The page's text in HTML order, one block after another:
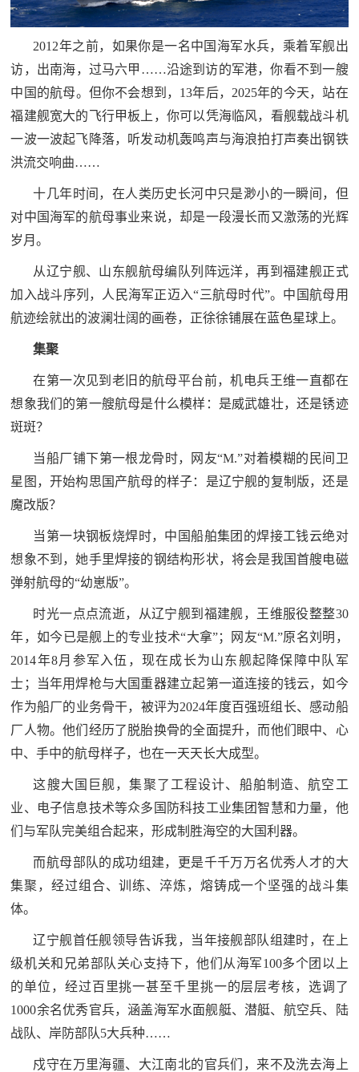
知
识
民
国
防
子
弟
兵
国
员
动
员
民
空
人
防
空
国
智
国
防
智
库
英
雄
范
英
雄
模
范
退
军
人
采
退
役
军
人
风
退
役
2012年之前，如果你是一名中国海军水兵，乘着军舰出
访，出南海，过马六甲……沿途到访的军港，你看不到一艘
中国的航母。但你不会想到，13年后，2025年的今天，站在
福建舰宽大的飞行甲板上，你可以凭海临风，看舰载战斗机
一波一波起飞降落，听发动机轰鸣声与海浪拍打声奏出钢铁
洪流交响曲……
十几年时间，在人类历史长河中只是渺小的一瞬间，但
对中国海军的航母事业来说，却是一段漫长而又激荡的光辉
岁月。
从辽宁舰、山东舰航母编队列阵远洋，再到福建舰正式
加入战斗序列，人民海军正迈入“三航母时代”。中国航母用
航迹绘就出的波澜壮阔的画卷，正徐徐铺展在蓝色星球上。
集聚
在第一次见到老旧的航母平台前，机电兵王维一直都在
想象我们的第一艘航母是什么模样：是威武雄壮，还是锈迹
斑斑？
当船厂铺下第一根龙骨时，网友“M.”对着模糊的民间卫
星图，开始构思国产航母的样子：是辽宁舰的复制版，还是
魔改版？
当第一块钢板烧焊时，中国船舶集团的焊接工钱云绝对
想象不到，她手里焊接的钢结构形状，将会是我国首艘电磁
弹射航母的“幼崽版”。
时光一点点流逝，从辽宁舰到福建舰，王维服役整整30
年，如今已是舰上的专业技术“大拿”；网友“M.”原名刘明，
2014年8月参军入伍，现在成长为山东舰起降保障中队军
士；当年用焊枪与大国重器建立起第一道连接的钱云，如今
作为船厂的业务骨干，被评为2024年度百强班组长、感动船
厂人物。他们经历了脱胎换骨的全面提升，而他们眼中、心
中、手中的航母样子，也在一天天长大成型。
这艘大国巨舰，集聚了工程设计、船舶制造、航空工
业、电子信息技术等众多国防科技工业集团智慧和力量，他
们与军队完美组合起来，形成制胜海空的大国利器。
而航母部队的成功组建，更是千千万万名优秀人才的大
集聚，经过组合、训练、淬炼，熔铸成一个坚强的战斗集
体。
辽宁舰首任舰领导告诉我，当年接舰部队组建时，在上
级机关和兄弟部队关心支持下，他们从海军100多个团以上
的单位，经过百里挑一甚至千里挑一的层层考核，选调了
1000余名优秀官兵，涵盖海军水面舰艇、潜艇、航空兵、陆
战队、岸防部队5大兵种……
戍守在万里海疆、大江南北的官兵们，来不及洗去海上